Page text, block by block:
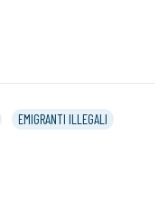
EMIGRANTI ILLEGALI